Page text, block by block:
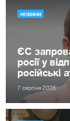
НОВИНИ
ЄС
росії у
російські
7 серпня 2026